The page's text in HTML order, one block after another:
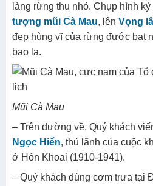
làng rừng thu nhỏ. Chụp hình kỷ
tượng mũi Cà Mau, lên Vọng
đẹp hùng vĩ của rừng đước bạt
bao la.
Mũi Cà Mau
– Trên đường về, Quý khách
Ngọc Hiển, thủ lãnh của cuộc
ở Hòn Khoai (1910-1941).
– Quý khách dùng cơm trưa tại